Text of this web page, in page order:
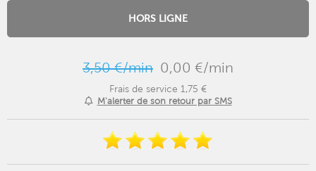
HORS LIGNE
3,50 €/min 0,00 €/min
Frais de service 1,75 €
M'alerter de son retour par SMS